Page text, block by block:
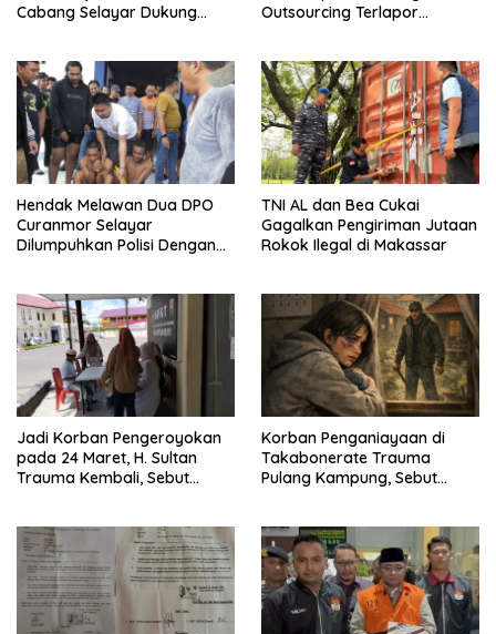
Cabang Selayar Dukung
Outsourcing Terlapor
Hendak Melawan Dua DPO
Curanmor Selayar
Dilumpuhkan Polisi Dengan
TNI AL dan Bea Cukai
Gagalkan Pengiriman Jutaan
Rokok Ilegal di Makassar
Jadi Korban Pengeroyokan
pada 24 Maret, H. Sultan
Trauma Kembali, Sebut
Korban Penganiayaan di
Takabonerate Trauma
Pulang Kampung, Sebut